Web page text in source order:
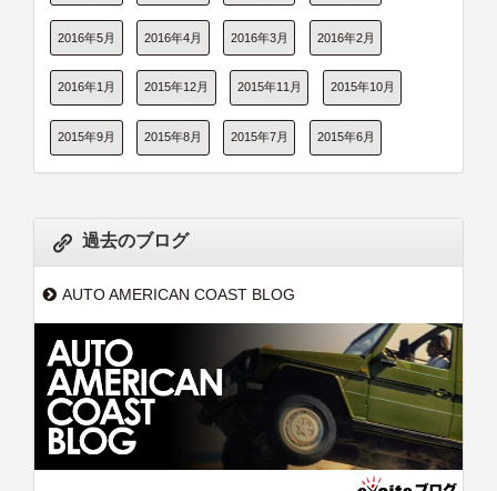
2016年5月 2016年4月 2016年3月 2016年2月
2016年1月 2015年12月 2015年11月 2015年10月
2015年9月 2015年8月 2015年7月 2015年6月
過去のブログ
AUTO AMERICAN COAST BLOG